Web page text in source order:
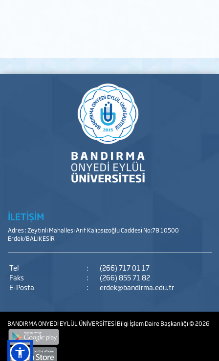
İLETİŞİM
Adres : Zeytinli Mahallesi Arif Kalıpsızoğlu Caddesi No:78 10500
Erdek/BALIKESİR
Tel :
(266) 717 01 17
Faks
:
(266) 855 71 82
E-Posta
: erdek@bandirma.edu.tr
BANDIRMA ONYEDİ EYLÜL ÜNİVERSİTESİBilgi İşlem Daire Başkanlığı© 2026